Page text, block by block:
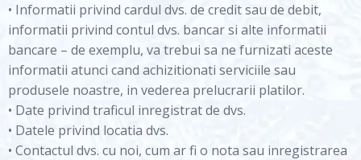
• Informatii privind cardul dvs. de credit sau de debit,
informatii privind contul dvs. bancar si alte informatii
bancare – de exemplu, va trebui sa ne furnizati aceste
informatii atunci cand achizitionati serviciile sau
produsele noastre, in vederea prelucrarii platilor.
• Date privind traficul inregistrat de dvs.
• Datele privind locatia dvs.
• Contactul dvs. cu noi, cum ar fi o nota sau inregistrarea